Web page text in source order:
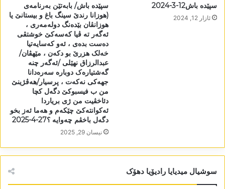
سپێدە باش12-3-2024
ئازار 12, 2024
سپێدە باش/ بابەتێن بەرنامەی
(ھوزانا رندێ سینگ باغ و بیستانێ یا
ھوزانڤان بێدەنگ دولەمەری ،
ئەگەر تە ڤیا کەسەکێ خوشتڤی
دەست بدەی ، ئەو کەسایەتیا
خەلک ھزرێ بو دکەن ، مێھڤان/
عبدالرزاق نھێلی /ئەگەر چنە
گەشتیارەک دوبارە سەرەدانا
جھەکی نەکەت ، پرسیار/ھەڤژینێ
من ب فیسبوکێ دگەل کچا
دئاخڤیت من ژی بریاردا
ئەکوانتەکێ چێکەم و ھەما ئەز بخو
دگەل باخڤم چەوایە ؟27-4-2025
نیسان 29, 2025
سوشیال میدیایا رادیۆیا دھۆک